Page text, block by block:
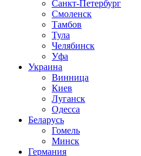
Санкт-Петербург
Смоленск
Тамбов
Тула
Челябинск
Уфа
Украина
Винница
Киев
Луганск
Одесса
Беларусь
Гомель
Минск
Германия